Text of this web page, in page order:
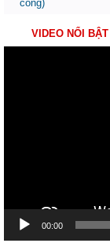
công)
VIDEO NỔI BẬT
00:00